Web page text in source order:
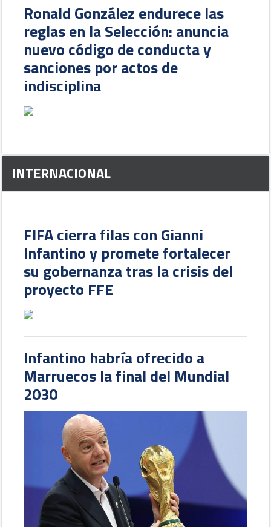
Ronald González endurece las
reglas en la Selección: anuncia
nuevo código de conducta y
sanciones por actos de
indisciplina
INTERNACIONAL
FIFA cierra filas con Gianni
Infantino y promete fortalecer
su gobernanza tras la crisis del
proyecto FFE
Infantino habría ofrecido a
Marruecos la final del Mundial
2030